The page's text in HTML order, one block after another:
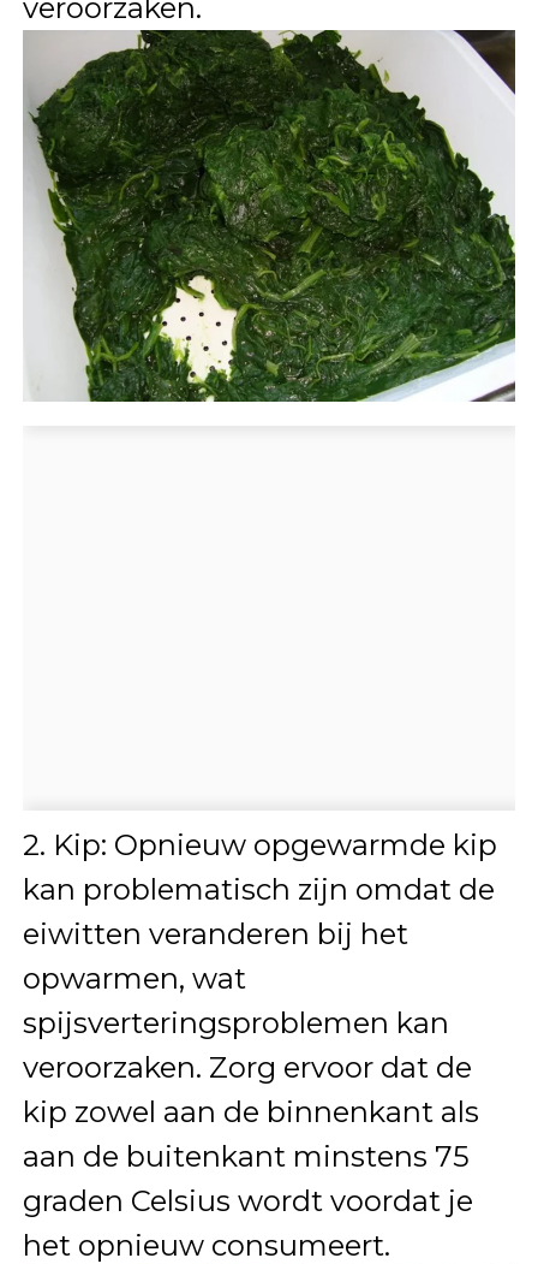
veroorzaken.
2. Kip: Opnieuw opgewarmde kip
kan problematisch zijn omdat de
eiwitten veranderen bij het
opwarmen, wat
spijsverteringsproblemen kan
veroorzaken. Zorg ervoor dat de
kip zowel aan de binnenkant als
aan de buitenkant minstens 75
graden Celsius wordt voordat je
het opnieuw consumeert.